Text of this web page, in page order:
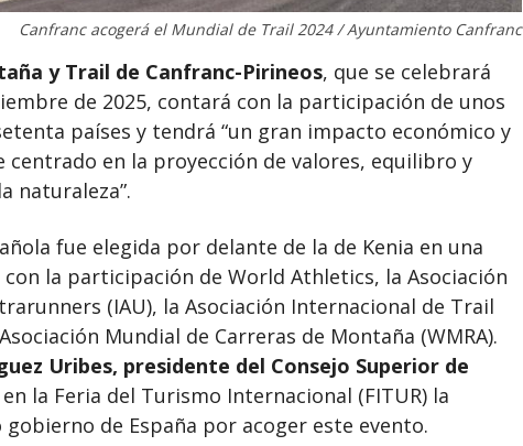
Canfranc acogerá el Mundial de Trail 2024 / Ayuntamiento Canfranc
y Trail de Canfranc-Pirineos, que se celebrará
de 2025, contará con la participación de unos
países y tendrá “un gran impacto económico y
centrado en la proyección de valores, equilibro y
naturaleza”.
fue elegida por delante de la de Kenia en una
la participación de World Athletics, la Asociación
(IAU), la Asociación Internacional de Trail
Mundial de Carreras de Montaña (WMRA).
Uribes, presidente del Consejo Superior de
la Feria del Turismo Internacional (FITUR) la
gobierno de España por acoger este evento.